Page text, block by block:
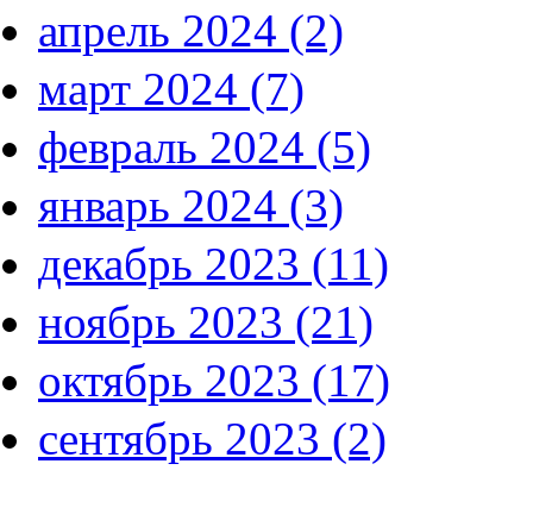
апрель 2024 (2)
март 2024 (7)
февраль 2024 (5)
январь 2024 (3)
декабрь 2023 (11)
ноябрь 2023 (21)
октябрь 2023 (17)
сентябрь 2023 (2)